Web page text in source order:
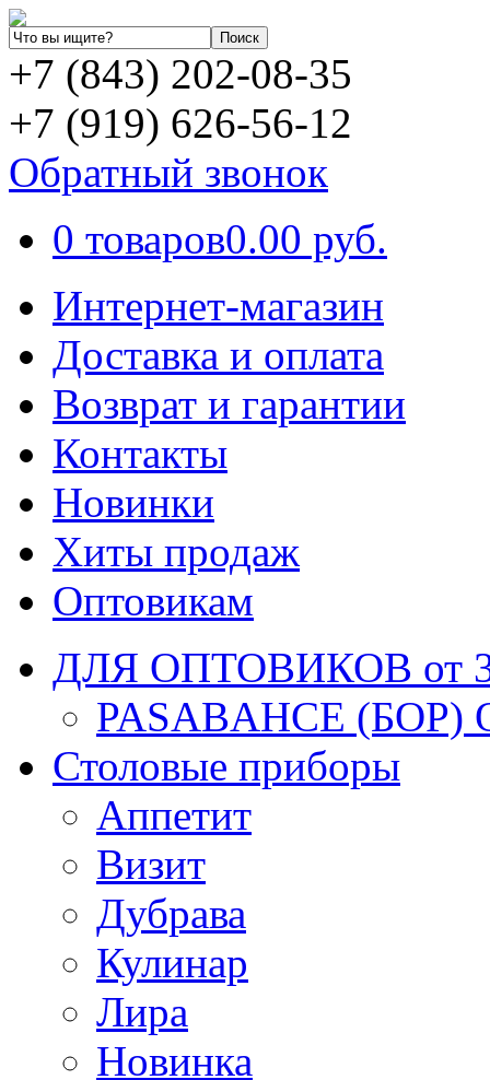
+7 (843) 202-08-35
+7 (919) 626-56-12
Обратный звонок
0 товаров0.00 руб.
Интернет-магазин
Доставка и оплата
Возврат и гарантии
Контакты
Новинки
Хиты продаж
Оптовикам
ДЛЯ ОПТОВИКОВ от
PASABAHCE (БОР)
Столовые приборы
Аппетит
Визит
Дубрава
Кулинар
Лира
Новинка